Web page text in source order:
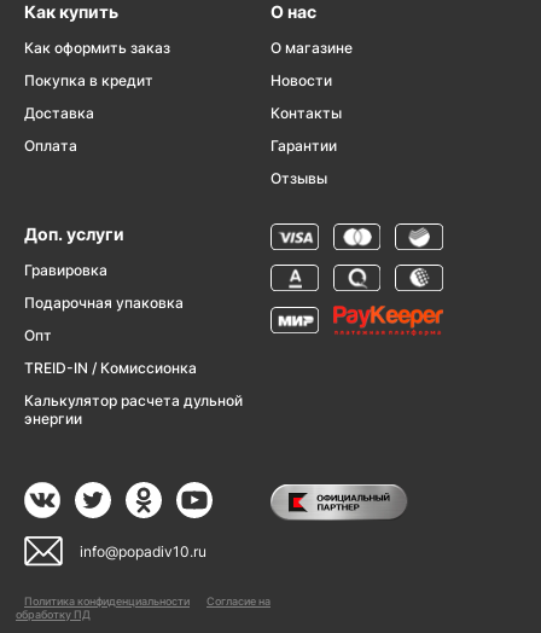
Как купить
Как оформить заказ
Покупка в кредит
Доставка
Оплата
О нас
О магазине
Новости
Контакты
Гарантии
Отзывы
Доп. услуги
Гравировка
Подарочная упаковка
Опт
TREID-IN / Комиссионка
Калькулятор расчета дульной
энергии
info@popadiv10.ru
Политика конфиденциальности
Согласие на
обработку ПД